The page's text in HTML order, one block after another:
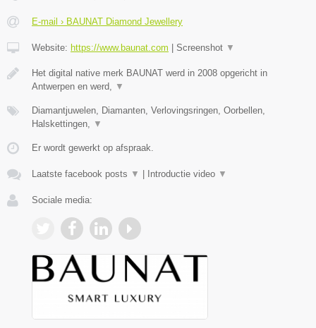
E-mail › BAUNAT Diamond Jewellery
Website: https://www.baunat.com Screenshot ▼
Het digital native merk BAUNAT werd in 2008 opgericht in
Antwerpen en werd, ▼
Diamantjuwelen, Diamanten, Verlovingsringen, Oorbellen,
Halskettingen, ▼
Er wordt gewerkt op afspraak.
Laatste facebook posts ▼ Introductie video ▼
Sociale media: